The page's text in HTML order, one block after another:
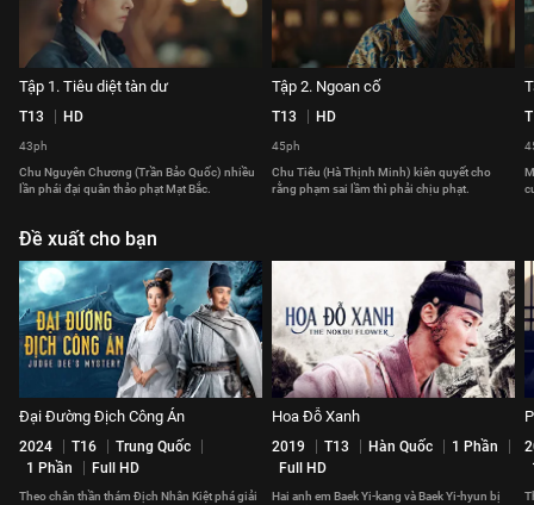
Tập 1. Tiêu diệt tàn dư
T13 HD
43ph
Chu Nguyên Chương (Trần Bảo Quốc) nhiều
lần phái đại quân thảo phạt Mạt Bắc.
Tập 2. Ngoan cố
T13 HD
45ph
Chu Tiêu (Hà Thịnh Minh) kiên quyết cho
rằng phạm sai lầm thì phải chịu phạt.
Đề xuất cho bạn
Đại Đường Địch Công Án
2024 T16
Trung Quốc
1 Phần
Full HD
Theo chân thần thám Địch Nhân Kiệt phá giải
Hoa Đỗ Xanh
2019 T13 Hàn Quốc
1 Phần
Full HD
Hai anh em Baek Yi-kang và Baek Yi-hyun bị